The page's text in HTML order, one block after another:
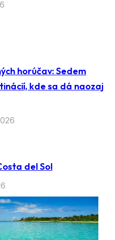
horúčav: Sedem
kde sa dá naozaj
del Sol